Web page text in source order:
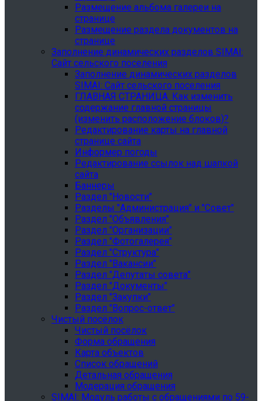
Размещение альбома галереи на
странице
Размещение раздела документов на
странице
Заполнение динамических разделов SIMAI:
Сайт сельского поселения
Заполнение динамических разделов
SIMAI: Сайт сельского поселения
ГЛАВНАЯ СТРАНИЦА. Как изменить
содержание главной страницы
(изменить расположение блоков)?
Редактирование карты на главной
странице сайта
Информер погоды
Редактирование ссылок над шапкой
сайта
Баннеры
Раздел "Новости"
Разделы "Администрация" и "Совет"
Раздел "Объявления"
Раздел "Организации"
Раздел "Фотогалерея"
Раздел "Структура"
Раздел "Вакансии"
Раздел "Депутаты совета"
Раздел "Документы"
Раздел "Закупки"
Раздел "Вопрос-ответ"
Чистый посёлок
Чистый посёлок
Форма обращения
Карта объектов
Список обращений
Детальная обращения
Модерация обращения
SIMAI: Модуль работы с обращениями по 59-